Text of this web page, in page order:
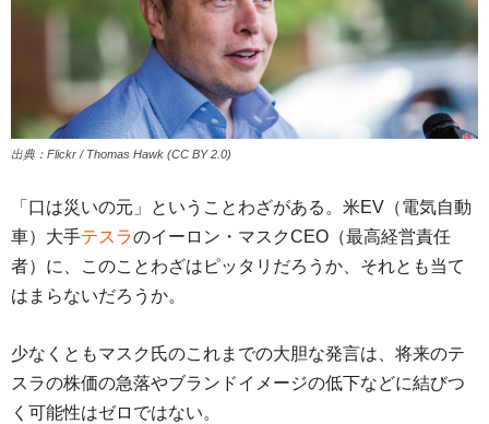
出典：Flickr / Thomas Hawk (CC BY 2.0)
「口は災いの元」ということわざがある。米EV（電気自動
車）大手テスラのイーロン・マスクCEO（最高経営責任
者）に、このことわざはピッタリだろうか、それとも当て
はまらないだろうか。
少なくともマスク氏のこれまでの大胆な発言は、将来のテ
スラの株価の急落やブランドイメージの低下などに結びつ
く可能性はゼロではない。